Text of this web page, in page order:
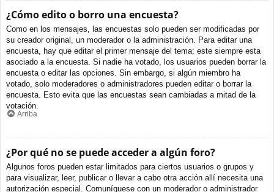
¿Cómo edito o borro una encuesta?
Como en los mensajes, las encuestas solo pueden ser modificadas por
su creador original, un moderador o la administración. Para editar una
encuesta, hay que editar el primer mensaje del tema; este siempre esta
asociado a la encuesta. Si nadie ha votado, los usuarios pueden borrar la
encuesta o editar las opciones. Sin embargo, si algún miembro ha
votado, solo moderadores o administradores pueden editar o borrar la
encuesta. Esto evita que las encuestas sean cambiadas a mitad de la
votación.
Arriba
¿Por qué no se puede acceder a algún foro?
Algunos foros pueden estar limitados para ciertos usuarios o grupos y
para visualizar, leer, publicar o llevar a cabo otra acción allí necesita una
autorización especial. Comuníquese con un moderador o administrador